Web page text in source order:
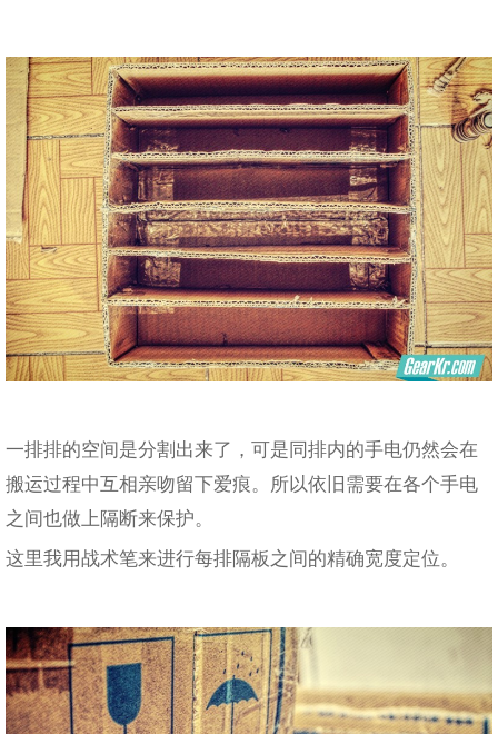
一排排的空间是分割出来了，可是同排内的手电仍然会在
搬运过程中互相亲吻留下爱痕。所以依旧需要在各个手电
之间也做上隔断来保护。
这里我用战术笔来进行每排隔板之间的精确宽度定位。